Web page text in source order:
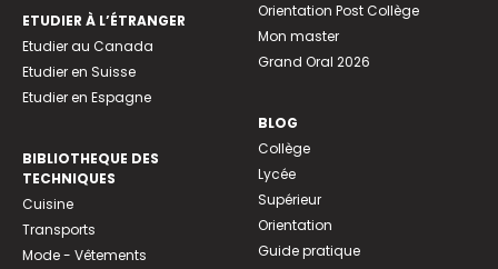
ETUDIER À L’ÉTRANGER
Etudier au Canada
Etudier en Suisse
Etudier en Espagne
BIBLIOTHEQUE DES
TECHNIQUES
Cuisine
Transports
Mode - Vêtements
Orientation Post Collège
Mon master
Grand Oral 2026
BLOG
Collège
Lycée
Supérieur
Orientation
Guide pratique